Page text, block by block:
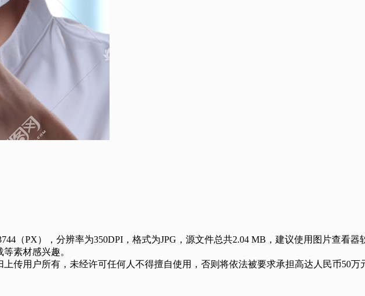
（PX），分辨率为350DPI，格式为JPG，源文件总共2.04 MB，建议使用图片查看器
素材感兴趣。
传用户所有，未经许可任何人不得擅自使用，否则将依法被要求承担高达人民币50万